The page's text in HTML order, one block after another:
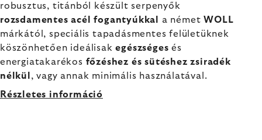
robusztus, titánból készült serpenyők
rozsdamentes acél fogantyúkkal
a németWOLL
márkától, speciális tapadásmentes felületüknek
köszönhetően ideálisakegészséges és
energiatakarékos főzéshez és sütéshez zsiradék
nélkül , vagy annak minimális használatával.
Részletes információ